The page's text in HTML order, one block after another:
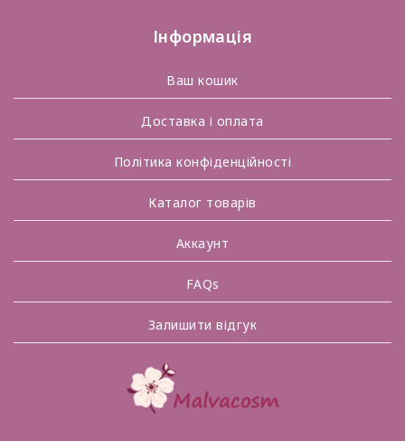
Інформація
Ваш кошик
Доставка і оплата
Політика конфіденційності
Каталог товарів
Аккаунт
FAQs
Залишити відгук